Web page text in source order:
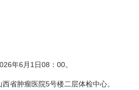
年6月1日08：00。
肿瘤医院5号楼二层体检中心。